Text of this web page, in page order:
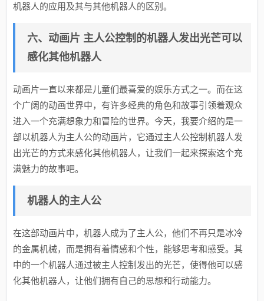
机器人的应用及其与其他机器人的区别。
六、动画片 主人公控制的机器人发出光芒可以
感化其他机器人
动画片一直以来都是儿童们最喜爱的娱乐方式之一。而在这
个广阔的动画世界中，有许多经典的角色和故事引领着观众
进入一个充满想象力和冒险的世界。今天，我要介绍的是一
部以机器人为主人公的动画片，它通过主人公控制机器人发
出光芒的方式来感化其他机器人，让我们一起来探索这个充
满魅力的故事吧。
机器人的主人公
在这部动画片中，机器人成为了主人公，他们不再只是冰冷
的金属机械，而是拥有着情感和个性，能够思考和感受。其
中的一个机器人通过被主人控制发出的光芒，使得他可以感
化其他机器人，让他们拥有自己的思想和行动能力。